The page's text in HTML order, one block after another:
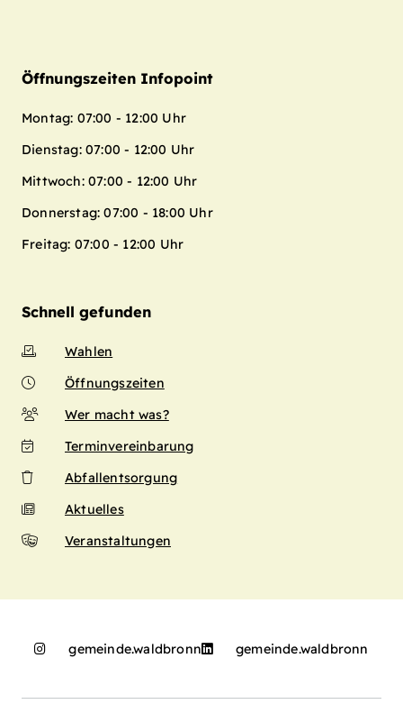
Öffnungszeiten Infopoint
Montag: 07:00 - 12:00 Uhr
Dienstag: 07:00 - 12:00 Uhr
Mittwoch: 07:00 - 12:00 Uhr
Donnerstag: 07:00 - 18:00 Uhr
Freitag: 07:00 - 12:00 Uhr
Schnell gefunden
Wahlen
Öffnungszeiten
Wer macht was?
Terminvereinbarung
Abfallentsorgung
Aktuelles
Veranstaltungen
gemeinde.waldbronn gemeinde.waldbronn